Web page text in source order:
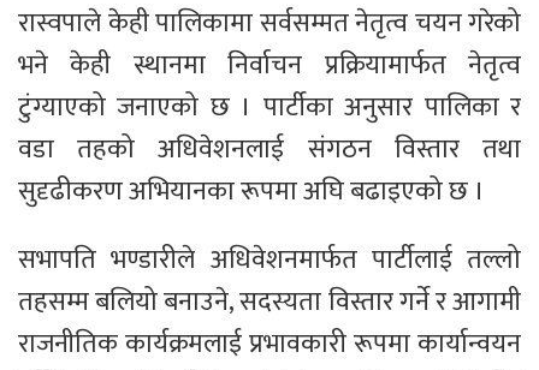
रास्वपाले केही पालिकामा सर्वसम्मत नेतृत्व चयन गरेको
भने केही स्थानमा निर्वाचन प्रक्रियामार्फत नेतृत्व
टुंग्याएको जनाएको छ । पार्टीका अनुसार पालिका र
वडा तहको अधिवेशनलाई संगठन विस्तार तथा
सुदृढीकरण अभियानका रूपमा अघि बढाइएको छ ।
सभापति भण्डारीले अधिवेशनमार्फत पार्टीलाई तल्लो
तहसम्म बलियो बनाउने, सदस्यता विस्तार गर्ने र आगामी
राजनीतिक कार्यक्रमलाई प्रभावकारी रूपमा कार्यान्वयन